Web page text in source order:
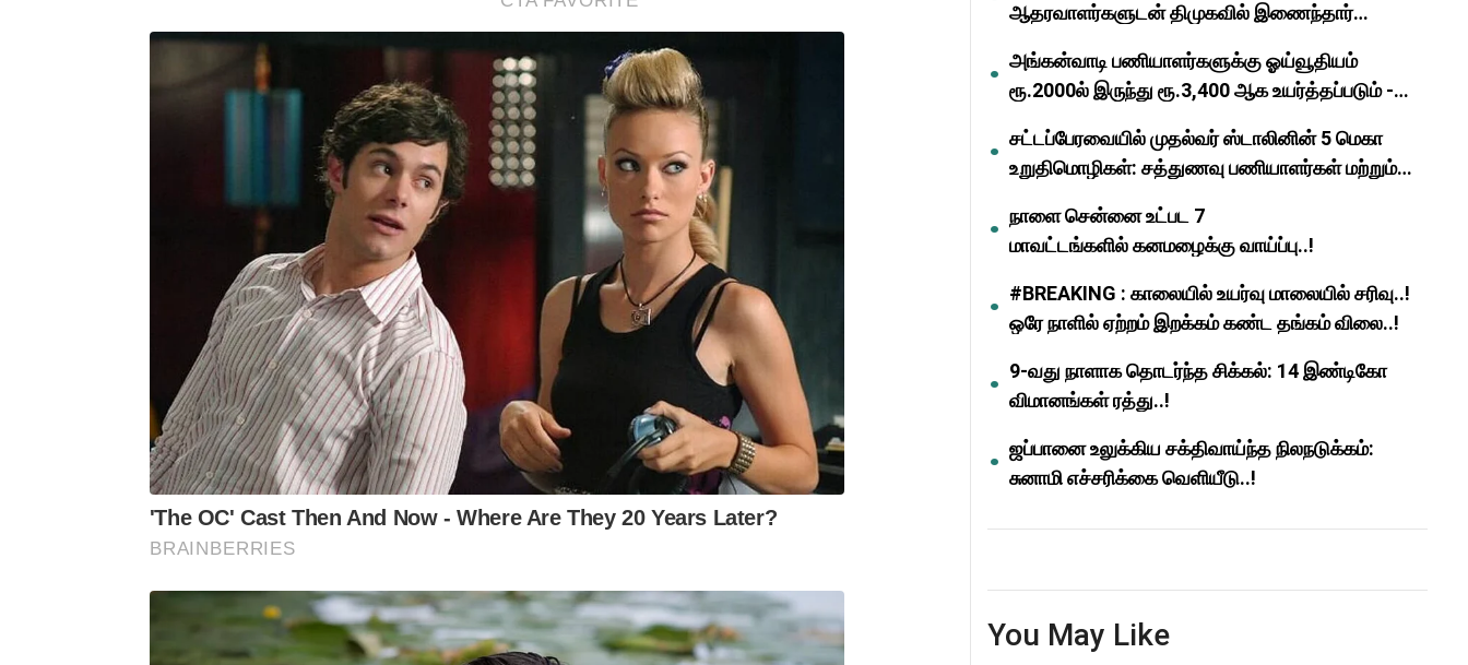
ஆதரவாளர்களுடன் திமுகவில் இணைந்தார்
அங்கன்வாடி பணியாளர்களுக்கு ஓய்வூதியம்
ரூ.2000ல் இருந்து ரூ.3,400 ஆக உயர்த்தப்படும் -
சட்டப்பேரவையில் முதல்வர் ஸ்டாலினின் 5 மெகா
உறுதிமொழிகள்: சத்துணவு பணியாளர்கள் மற்றும்
நாளை சென்னை உட்பட 7
மாவட்டங்களில் கனமழைக்கு வாய்ப்பு..!
#BREAKING : காலையில் உயர்வு மாலையில் சரிவு..!
ஒரே நாளில் ஏற்றம் இறக்கம் கண்ட தங்கம் விலை..!
9-வது நாளாக தொடர்ந்த சிக்கல்: 14 இண்டிகோ
விமானங்கள் ரத்து..!
ஜப்பானை உலுக்கிய சக்திவாய்ந்த நிலநடுக்கம்:
சுனாமி எச்சரிக்கை வெளியீடு..!
You May Like